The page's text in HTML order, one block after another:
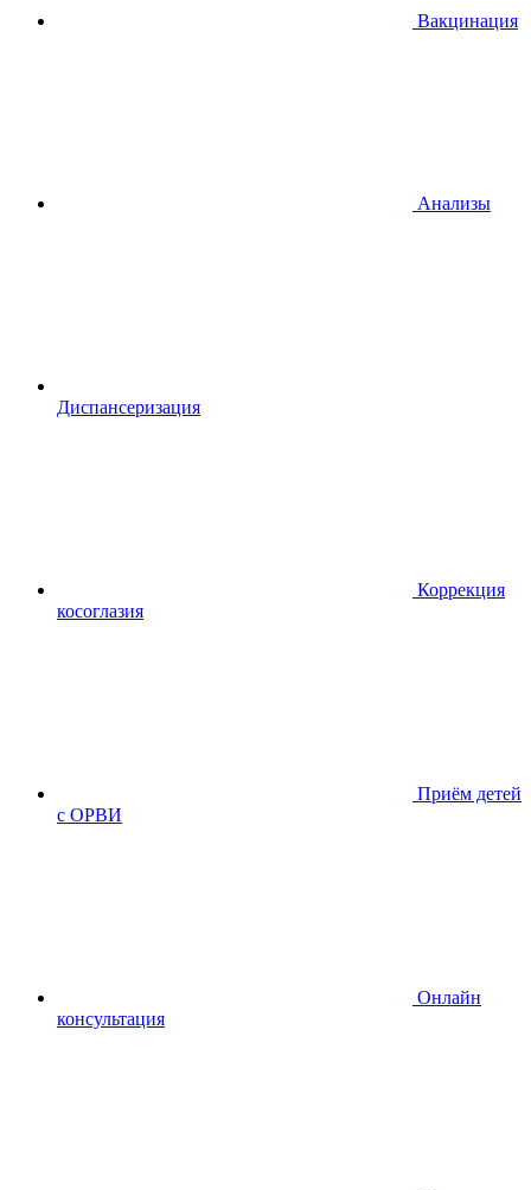
Вакцинация
Анализы
Диспансеризация
Коррекция
косоглазия
Приём детей
с ОРВИ
Онлайн
консультация